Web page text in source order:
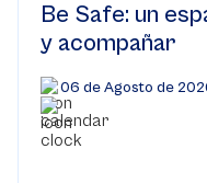
Be Safe: un
y acompañar
06 de Agosto de